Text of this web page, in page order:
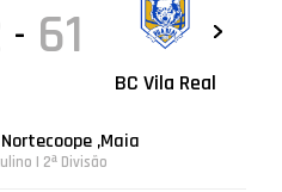
- 61
BC Vila Real
,Maia
| 2ª Divisão